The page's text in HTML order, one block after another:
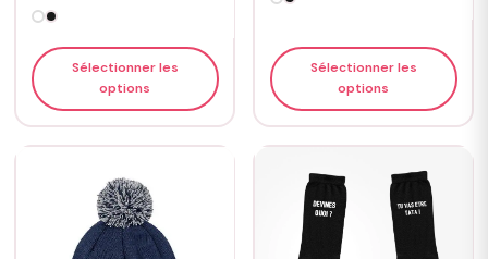
Sélectionner les
options
Sélectionner les
options